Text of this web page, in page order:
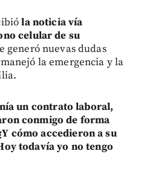
la noticia vía
celular de su
generó nuevas dudas
la emergencia y la
un contrato laboral,
conmigo de forma
cómo accedieron a su
todavía yo no tengo